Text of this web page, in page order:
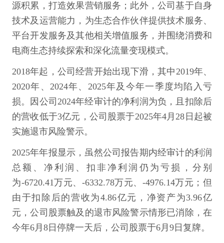
源积累，打造效果营销服务；此外，公司基于自身
技术及运营能力，为生态合作伙伴提供技术服务、
平台开发服务及其他相关增值服务，并围绕消费和
电商生态持续探索和深化流量变现模式。
2018年起，公司经营开始出现下滑，其中2019年、
2020年、2024年、2025年及今年一季度均陷入亏
损。因公司2024年经审计的净利润为负，且扣除后
的营收低于3亿元，公司股票于2025年4月28日起被
实施退市风险警示。
2025年年报显示，虽然公司报告期内经审计的利润
总额、净利润、扣非净利润仍为亏损，分别
为-6720.41万元、-6332.78万元、-4976.14万元；但
由于扣除后的营收为4.86亿元，净资产为3.96亿
元，公司股票触及的退市风险警示情形已消除，在
今年6月8日停牌一天后，公司股票于6月9日复牌。